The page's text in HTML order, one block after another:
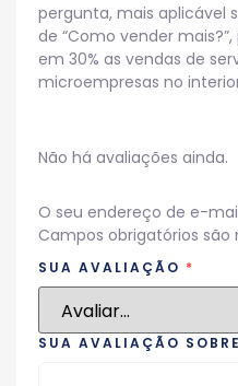
pergunta, mais aplicável
de “Como vender
em 30% as vendas de
microempresas no
Não há avaliações ainda.
O seu endereço de e-
Campos obrigatórios
SUA AVALIAÇÃO *
SUA AVALIAÇÃO